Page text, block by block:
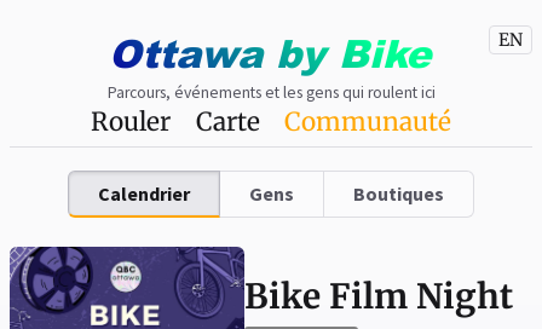
Ottawaby Bike
Parcours, événements et les gens qui roulent ici
EN
Rouler Carte Communauté
Calendrier Gens Boutiques
Bike Film Night